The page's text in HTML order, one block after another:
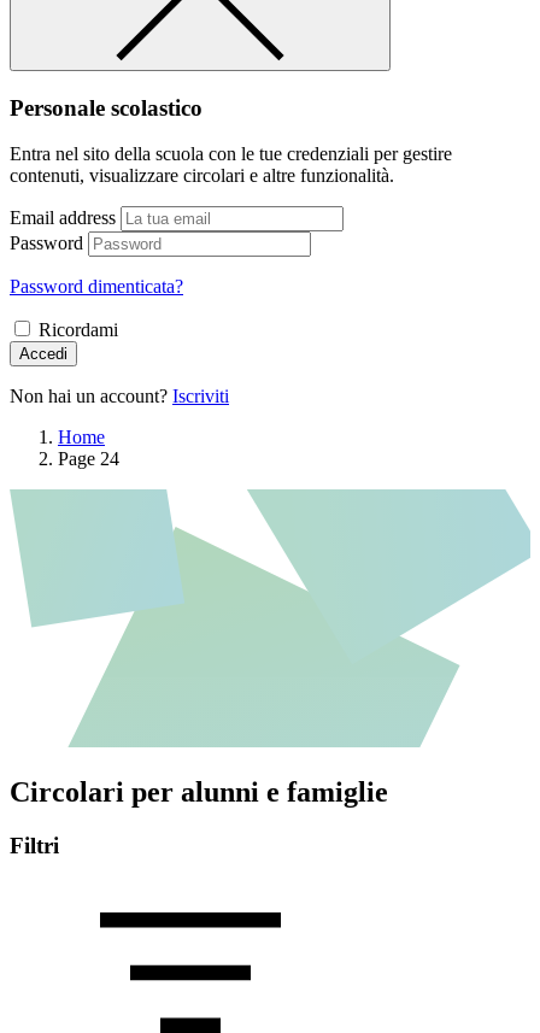
Personale scolastico
Entra nel sito della scuola con le tue credenziali per gestire
contenuti, visualizzare circolari e altre funzionalità.
Email address
Password
Password dimenticata?
Ricordami
Accedi
Non hai un account? Iscriviti
Home
Page 24
Circolari per alunni e famiglie
Filtri